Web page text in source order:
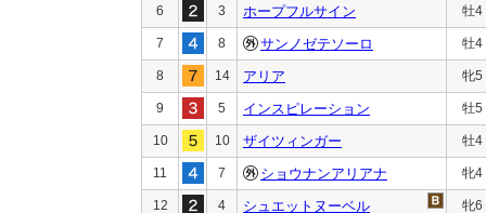
6 3 ホープフルサイン 牡4
7 8 サンノゼテソーロ 牡4
8 14 アリア 牝5
9 5 インスピレーション 牡5
10 10 ザイツィンガー 牡4
11 7 ショウナンアリアナ 牝4
12 4 シュエットヌーベル 牝6